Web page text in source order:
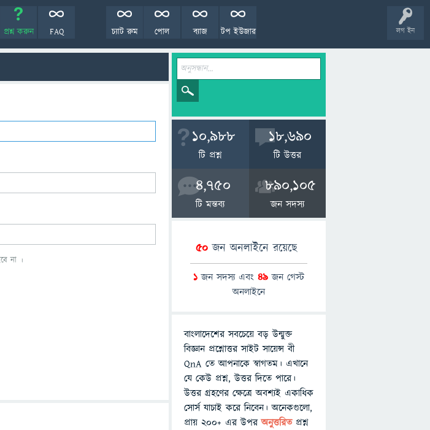
লগ ইন
প্রশ্ন করুন FAQ টপ ইউজার
ব্যাজ
পোল
চ্যাট রুম
না ।
10,988
টি প্রশ্ন
18,690
টি উত্তর
4,750
টি মন্তব্য
890,105
জন সদস্য
50জন অনলাইনে রয়েছে
1 জন সদস্য এবং 49 জন গেস্ট
অনলাইনে
বাংলাদেশের সবচেয়ে বড় উন্মুক্ত
বিজ্ঞান প্রশ্নোত্তর সাইট সায়েন্স বী
QnA তে আপনাকে স্বাগতম। এখানে
যে কেউ প্রশ্ন, উত্তর দিতে পারে।
উত্তর গ্রহণের ক্ষেত্রে অবশ্যই একাধিক
সোর্স যাচাই করে নিবেন। অনেকগুলো,
প্রায় ২০০+ এর উপরঅনুত্তরিতপ্রশ্ন